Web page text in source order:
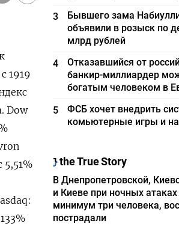
1919
Dow
3
Бывшего зама
объявили в розыск по
млрд рублей
4
Отказавшийся от
банкир-миллиардер
богатым человеком в
5
ФСБ хочет внедрить
комьютерные игры и